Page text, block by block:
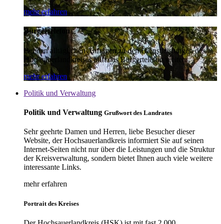
mehr erfahren
Bürgertelefon
Bei den alltäglichen Anfragen zu den Dienstleistungen des
Hochsauerlandkreises hilft das Bürgertelefon weiter.
mehr erfahren
Politik und Verwaltung
Politik und Verwaltung Grußwort des Landrates
Sehr geehrte Damen und Herren, liebe Besucher dieser
Website, der Hochsauerlandkreis informiert Sie auf seinen
Internet-Seiten nicht nur über die Leistungen und die Struktur
der Kreisverwaltung, sondern bietet Ihnen auch viele weitere
interessante Links.
mehr erfahren
Portrait des Kreises